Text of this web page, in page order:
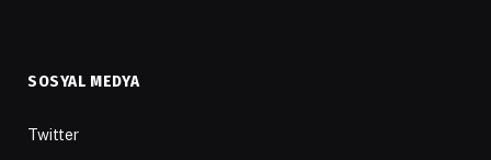
SOSYAL MEDYA
Twitter